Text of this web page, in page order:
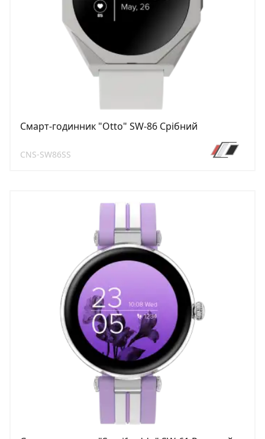
Смарт-годинник "Otto" SW-86 Срібний
CNS-SW86SS